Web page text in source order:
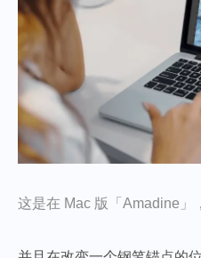
这是在 Mac 版「Amadine」